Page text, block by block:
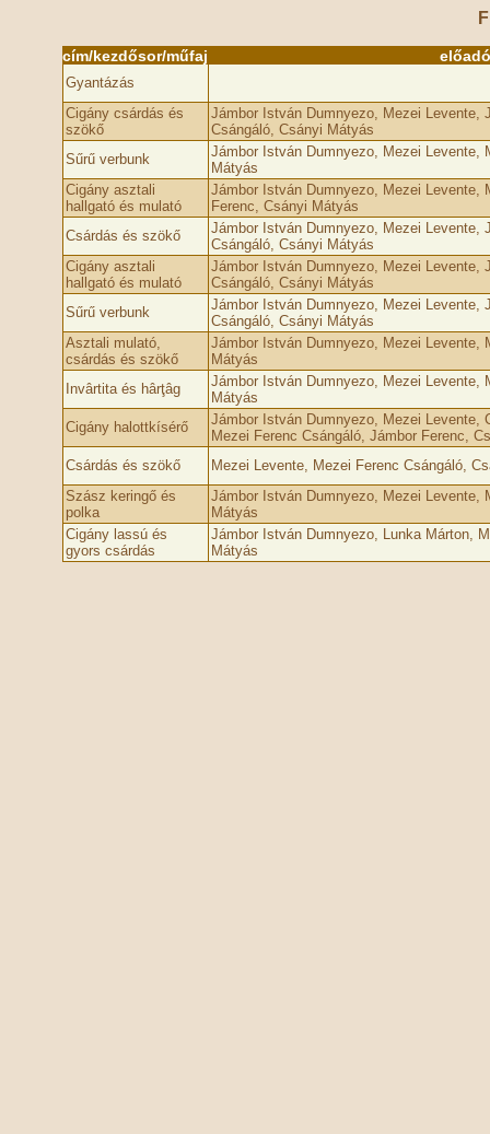
cím/kezdősor/műfaj előadó
Gyantázás
Cigány csárdás és
szökő
Jámbor István Dumnyezo, Mezei Levente,
Csángáló, Csányi Mátyás
Sűrű verbunk
Jámbor István Dumnyezo, Mezei Levente,
Mátyás
Cigány asztali
hallgató és mulató
Jámbor István Dumnyezo, Mezei Levente,
Ferenc, Csányi Mátyás
Csárdás és szökő
Jámbor István Dumnyezo, Mezei Levente,
Csángáló, Csányi Mátyás
Cigány asztali
hallgató és mulató
Jámbor István Dumnyezo, Mezei Levente,
Csángáló, Csányi Mátyás
Sűrű verbunk
Jámbor István Dumnyezo, Mezei Levente,
Csángáló, Csányi Mátyás
Asztali mulató,
csárdás és szökő
Jámbor István Dumnyezo, Mezei Levente,
Mátyás
Invârtita és hârţâg
Jámbor István Dumnyezo, Mezei Levente,
Mátyás
Cigány halottkísérő
Jámbor István Dumnyezo, Mezei Levente,
Mezei Ferenc Csángáló, Jámbor Ferenc,
Csárdás és szökő
Mezei Levente, Mezei Ferenc Csángáló,
Szász keringő és
polka
Jámbor István Dumnyezo, Mezei Levente,
Mátyás
Cigány lassú és
gyors csárdás
Jámbor István Dumnyezo, Lunka Márton,
Mátyás